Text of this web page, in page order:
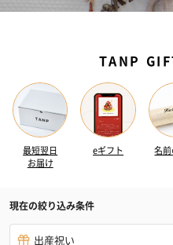
TANP
最短翌日
お届け
eギフト 名
現在の絞り込み条件
出産祝い